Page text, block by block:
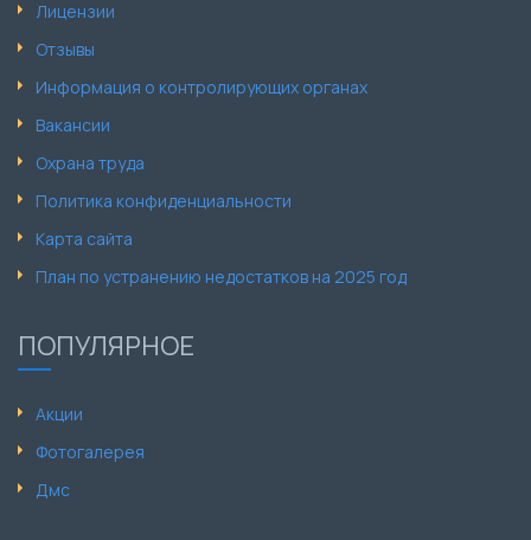
Лицензии
Отзывы
Информация о контролирующих органах
Вакансии
Охрана труда
Политика конфиденциальности
Карта сайта
План по устранению недостатков на 2025 год
ПОПУЛЯРНОЕ
Акции
Фотогалерея
Дмс